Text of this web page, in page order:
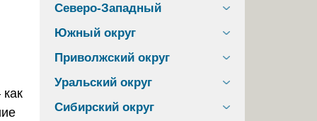
Северо-Западный
Южный округ
Приволжский округ
Уральский округ
Сибирский округ